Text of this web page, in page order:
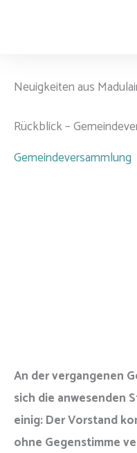
Neuigkeiten aus
Rückblick –
Gemeinde­­versammlung
An der vergangenen
sich die anwesenden
einig: Der Vorstand
ohne Gegenstimme